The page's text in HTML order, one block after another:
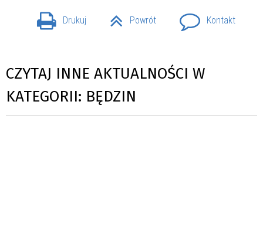
Drukuj Powrót Kontakt
CZYTAJ INNE AKTUALNOŚCI W
KATEGORII: BĘDZIN